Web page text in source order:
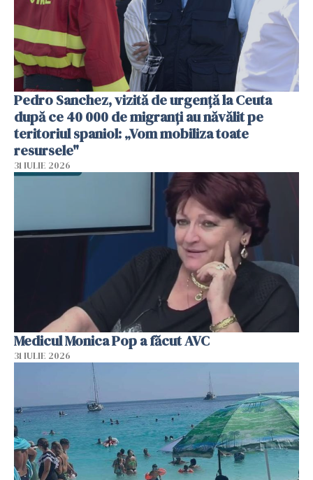
Pedro Sanchez, vizită de urgență la Ceuta
după ce 40 000 de migranți au năvălit pe
teritoriul spaniol: „Vom mobiliza toate
resursele"
31 IULIE 2026
Medicul Monica Pop a făcut AVC
31 IULIE 2026